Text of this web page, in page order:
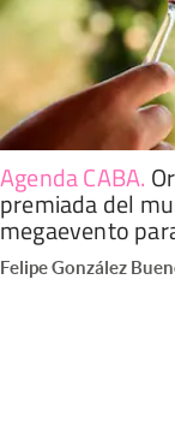
Agenda CABA.
premiada del
megaevento
Felipe González